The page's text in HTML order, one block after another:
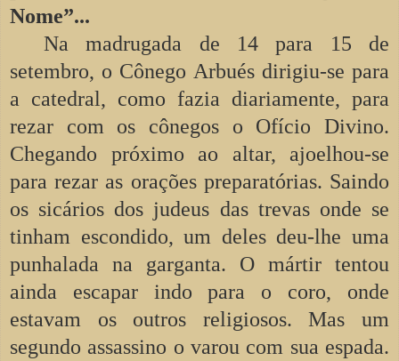
Nome”...
Na madrugada de 14 para 15 de
setembro, o Cônego Arbués dirigiu-se para
a catedral, como fazia diariamente, para
rezar com os cônegos o Ofício Divino.
Chegando próximo ao altar, ajoelhou-se
para rezar as orações preparatórias. Saindo
os sicários dos judeus das trevas onde se
tinham escondido, um deles deu-lhe uma
punhalada na garganta. O mártir tentou
ainda escapar indo para o coro, onde
estavam os outros religiosos. Mas um
segundo assassino o varou com sua espada.